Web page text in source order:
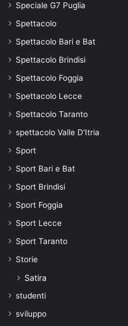
Speciale G7 Puglia
Spettacolo
Spettacolo Bari e Bat
Spettacolo Brindisi
Spettacolo Foggia
Spettacolo Lecce
Spettacolo Taranto
spettacolo Valle D'Itria
Sport
Sport Bari e Bat
Sport Brindisi
Sport Foggia
Sport Lecce
Sport Taranto
Storie
Satira
studenti
sviluppo